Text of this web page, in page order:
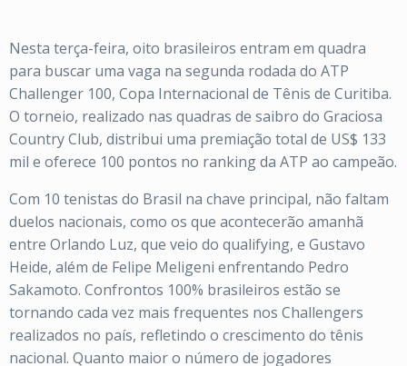
Nesta terça-feira, oito brasileiros entram em quadra
para buscar uma vaga na segunda rodada do ATP
Challenger 100, Copa Internacional de Tênis de Curitiba.
O torneio, realizado nas quadras de saibro do Graciosa
Country Club, distribui uma premiação total de US$ 133
mil e oferece 100 pontos no ranking da ATP ao campeão.
Com 10 tenistas do Brasil na chave principal, não faltam
duelos nacionais, como os que acontecerão amanhã
entre Orlando Luz, que veio do qualifying, e Gustavo
Heide, além de Felipe Meligeni enfrentando Pedro
Sakamoto. Confrontos 100% brasileiros estão se
tornando cada vez mais frequentes nos Challengers
realizados no país, refletindo o crescimento do tênis
nacional. Quanto maior o número de jogadores